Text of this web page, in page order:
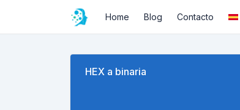
Home Blog Contacto
HEX a binaria